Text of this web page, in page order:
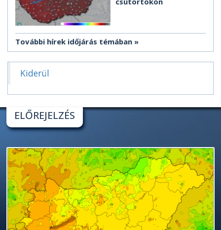
További hírek időjárás témában
Kiderül
ELŐREJELZÉS